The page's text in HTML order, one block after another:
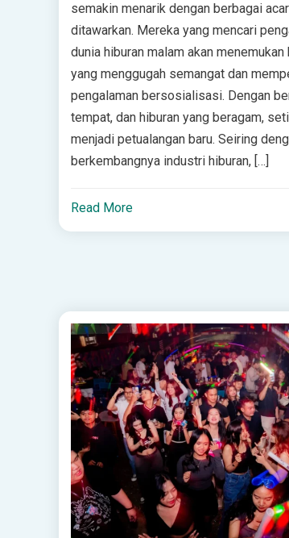
semakin menarik dengan berbagai
ditawarkan. Mereka yang mencari
dunia hiburan malam akan
yang menggugah semangat dan
pengalaman bersosialisasi. Dengan
tempat, dan hiburan yang beragam,
menjadi petualangan baru. Seiring
berkembangnya industri hiburan, […]
Read More